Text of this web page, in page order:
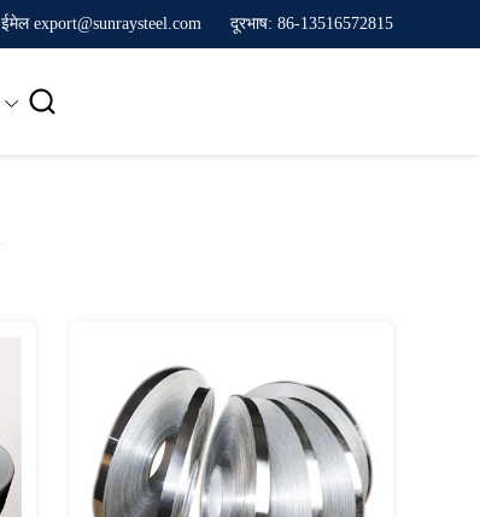
ईमेल export@sunraysteel.com दूरभाष: 86-13516572815
